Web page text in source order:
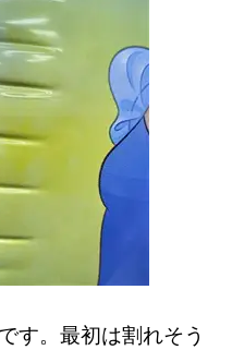
す。最初は割れそう